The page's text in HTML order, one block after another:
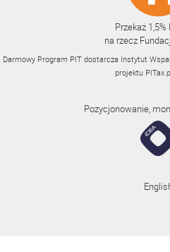
Przekaż
na rzecz
Darmowy Program PIT dostarcza Instytut
projektu
Pozycjonowanie,